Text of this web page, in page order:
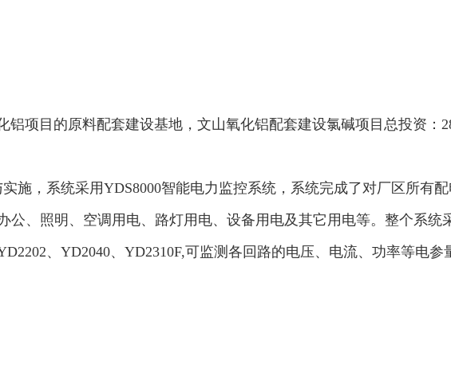
目的原料配套建设基地，文山氧化铝配套建设氯碱项目总投资：
，系统采用YDS8000智能电力监控系统，系统完成了对厂区所有
、照明、空调用电、路灯用电、设备用电及其它用电等。整个系统
、YD2040、YD2310F,可监测各回路的电压、电流、功率等电参